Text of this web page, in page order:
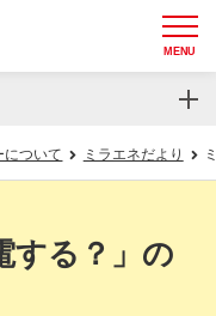
MENU
について ミラエネだより
する？」の